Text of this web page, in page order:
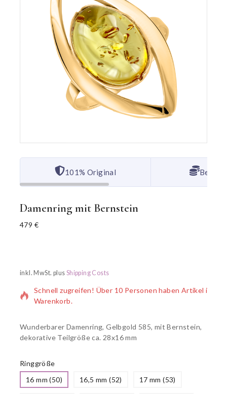
101% Original Bester
Damenring mit Bernstein
479 €
inkl. MwSt. plus Shipping Costs
6 Produkte wurden in den letzten 4 Stunden verkauft
Schnell zugreifen! Über 10 Personen haben Artikel im
Warenkorb.
Wunderbarer Damenring, Gelbgold 585, mit Bernstein,
dekorative Teilgröße ca. 28x16 mm
Ringgröße
16 mm (50)
16,5 mm (52) 17 mm (53)